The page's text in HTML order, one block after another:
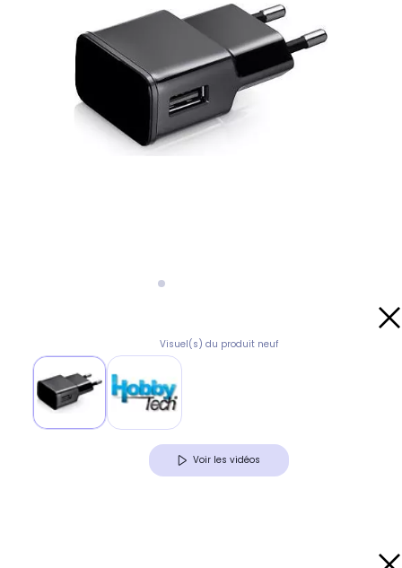
Visuel(s) du produit neuf
Voir les vidéos